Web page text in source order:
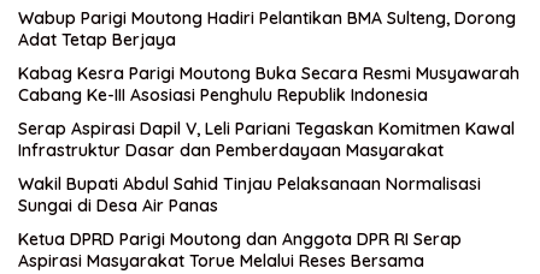
Wabup Parigi Moutong Hadiri Pelantikan BMA Sulteng, Dorong
Adat Tetap Berjaya
Kabag Kesra Parigi Moutong Buka Secara Resmi Musyawarah
Cabang Ke-III Asosiasi Penghulu Republik Indonesia
Serap Aspirasi Dapil V, Leli Pariani Tegaskan Komitmen Kawal
Infrastruktur Dasar dan Pemberdayaan Masyarakat
Wakil Bupati Abdul Sahid Tinjau Pelaksanaan Normalisasi
Sungai di Desa Air Panas
Ketua DPRD Parigi Moutong dan Anggota DPR RI Serap
Aspirasi Masyarakat Torue Melalui Reses Bersama